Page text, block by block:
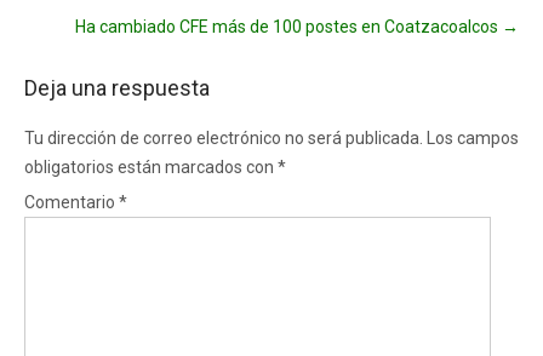
Ha cambiado CFE más de 100 postes en Coatzacoalcos →
Deja una respuesta
Tu dirección de correo electrónico no será publicada.
Los campos
obligatorios están marcados con *
Comentario *